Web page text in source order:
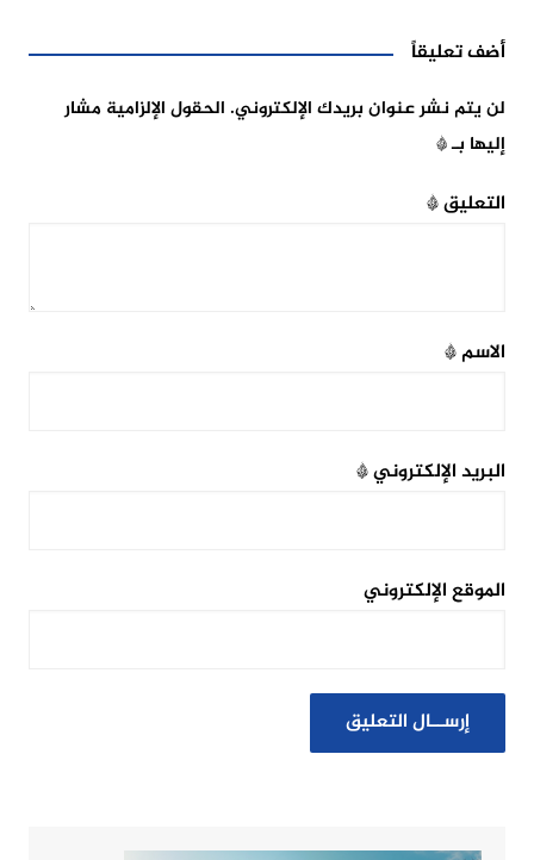
أضف تعليقاً
لن يتم نشر عنوان بريدك الإلكتروني. الحقول الإلزامية مشار
إليها بـ*
التعليق*
الاسم*
البريد الإلكتروني*
الموقع الإلكتروني